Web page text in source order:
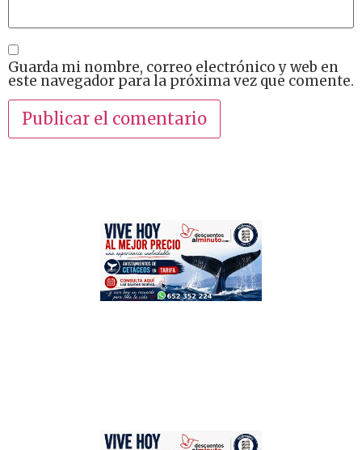
Guarda mi nombre, correo electrónico y web en
este navegador para la próxima vez que comente.